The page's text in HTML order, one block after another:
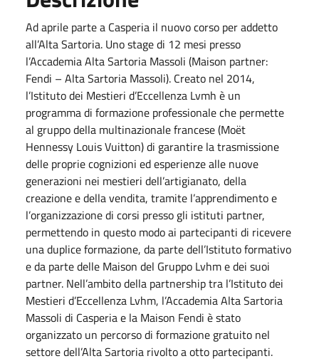
Ad aprile parte a Casperia il nuovo corso per addetto
all’Alta Sartoria. Uno stage di 12 mesi presso
l’Accademia Alta Sartoria Massoli (Maison partner:
Fendi – Alta Sartoria Massoli). Creato nel 2014,
l’Istituto dei Mestieri d’Eccellenza Lvmh è un
programma di formazione professionale che permette
al gruppo della multinazionale francese (Moët
Hennessy Louis Vuitton) di garantire la trasmissione
delle proprie cognizioni ed esperienze alle nuove
generazioni nei mestieri dell’artigianato, della
creazione e della vendita, tramite l’apprendimento e
l’organizzazione di corsi presso gli istituti partner,
permettendo in questo modo ai partecipanti di ricevere
una duplice formazione, da parte dell’Istituto formativo
e da parte delle Maison del Gruppo Lvhm e dei suoi
partner. Nell’ambito della partnership tra l’Istituto dei
Mestieri d’Eccellenza Lvhm, l’Accademia Alta Sartoria
Massoli di Casperia e la Maison Fendi è stato
organizzato un percorso di formazione gratuito nel
settore dell’Alta Sartoria rivolto a otto partecipanti.